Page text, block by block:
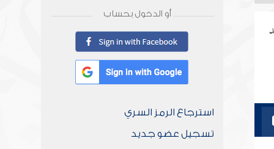
أو الدخول بحساب
استرجاع الرمز السري
تسجيل عضو جديد